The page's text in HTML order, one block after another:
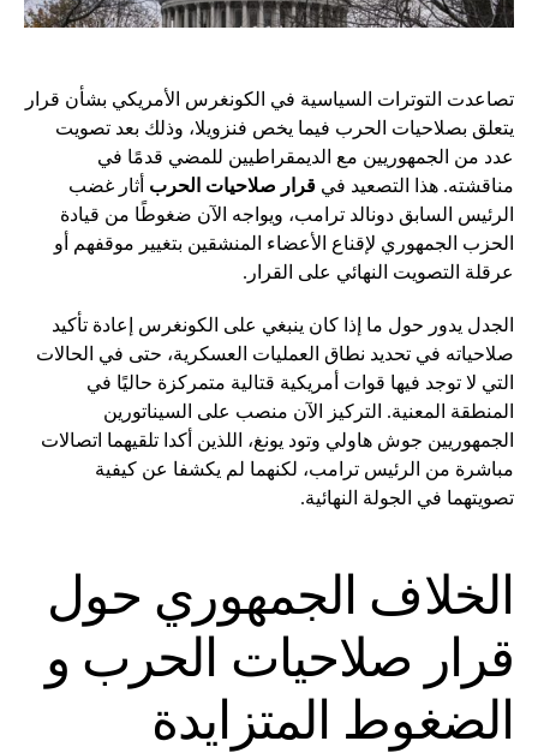
تصاعدت التوترات السياسية في الكونغرس الأمريكي بشأن قرار
يتعلق بصلاحيات الحرب فيما يخص فنزويلا، وذلك بعد تصويت
عدد من الجمهوريين مع الديمقراطيين للمضي قدمًا في
مناقشته. هذا التصعيد في قرار صلاحيات الحرب أثار غضب
الرئيس السابق دونالد ترامب، ويواجه الآن ضغوطًا من قيادة
الحزب الجمهوري لإقناع الأعضاء المنشقين بتغيير موقفهم أو
عرقلة التصويت النهائي على القرار.
الجدل يدور حول ما إذا كان ينبغي على الكونغرس إعادة تأكيد
صلاحياته في تحديد نطاق العمليات العسكرية، حتى في الحالات
التي لا توجد فيها قوات أمريكية قتالية متمركزة حاليًا في
المنطقة المعنية. التركيز الآن منصب على السيناتورين
الجمهوريين جوش هاولي وتود يونغ، اللذين أكدا تلقيهما اتصالات
مباشرة من الرئيس ترامب، لكنهما لم يكشفا عن كيفية
تصويتهما في الجولة النهائية.
الخلاف الجمهوري حول
قرار صلاحيات الحرب و
الضغوط المتزايدة